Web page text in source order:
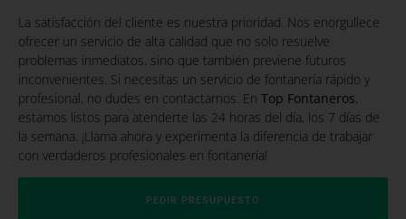
La satisfacción del cliente es nuestra prioridad. Nos enorgullece
ofrecer un servicio de alta calidad que no solo resuelve
problemas inmediatos, sino que también previene futuros
inconvenientes. Si necesitas un servicio de fontanería rápido y
profesional, no dudes en contactarnos. En Top Fontaneros,
estamos listos para atenderte las 24 horas del día, los 7 días de
la semana. ¡Llama ahora y experimenta la diferencia de trabajar
con verdaderos profesionales en fontanería!
PEDIR PRESUPUESTO